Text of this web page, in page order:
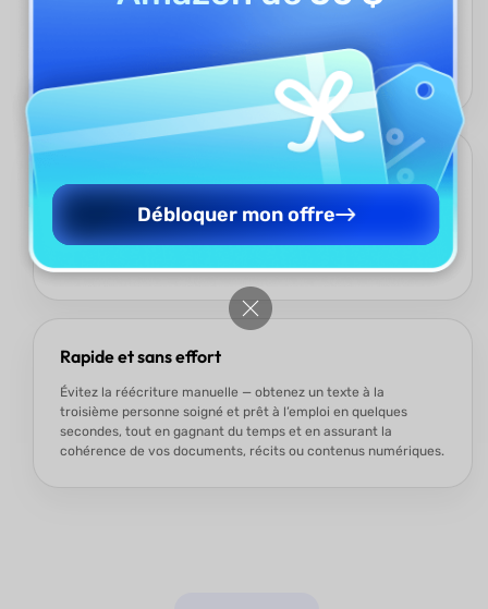
troisième personne, tout en préservant le sens, le ton et le
contexte pour un rendu clair et professionnel.
Que vous recherchiez un ton formel, neutre ou narratif, le
convertisseur adapte votre texte à tout style, le rendant
parfaitement adapté aux contextes académiques,
professionnels ou créatifs.
Rapide et sans effort
Évitez la réécriture manuelle — obtenez un texte à la
troisième personne soigné et prêt à l’emploi en quelques
secondes, tout en gagnant du temps et en assurant la
cohérence de vos documents, récits ou contenus numériques.
Débloquer mon offre